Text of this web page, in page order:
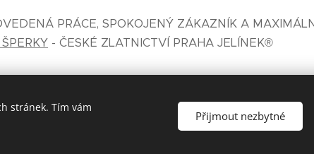
PRÁCE, SPOKOJENÝ ZÁKAZNÍK A
- ČESKÉ ZLATNICTVÍ PRAHA JELÍNEK®
stránek. Tím vám
Přijmout nezbytné